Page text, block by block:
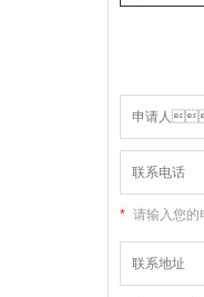
* 请输入您的